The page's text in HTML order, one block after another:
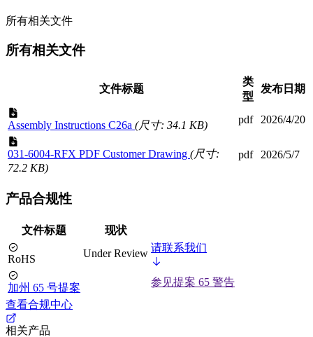
所有相关文件
所有相关文件
文件标题
类
型
发布日期
Assembly Instructions C26a (尺寸: 34.1 KB) pdf 2026/4/20
031-6004-RFX PDF Customer Drawing (尺寸:
72.2 KB)
pdf 2026/5/7
产品合规性
文件标题 现状
RoHS Under Review 请联系我们
加州 65 号提案
参见提案 65 警告
查看合规中心
相关产品